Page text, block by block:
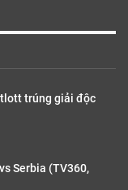
trúng giải độc
Serbia (TV360,